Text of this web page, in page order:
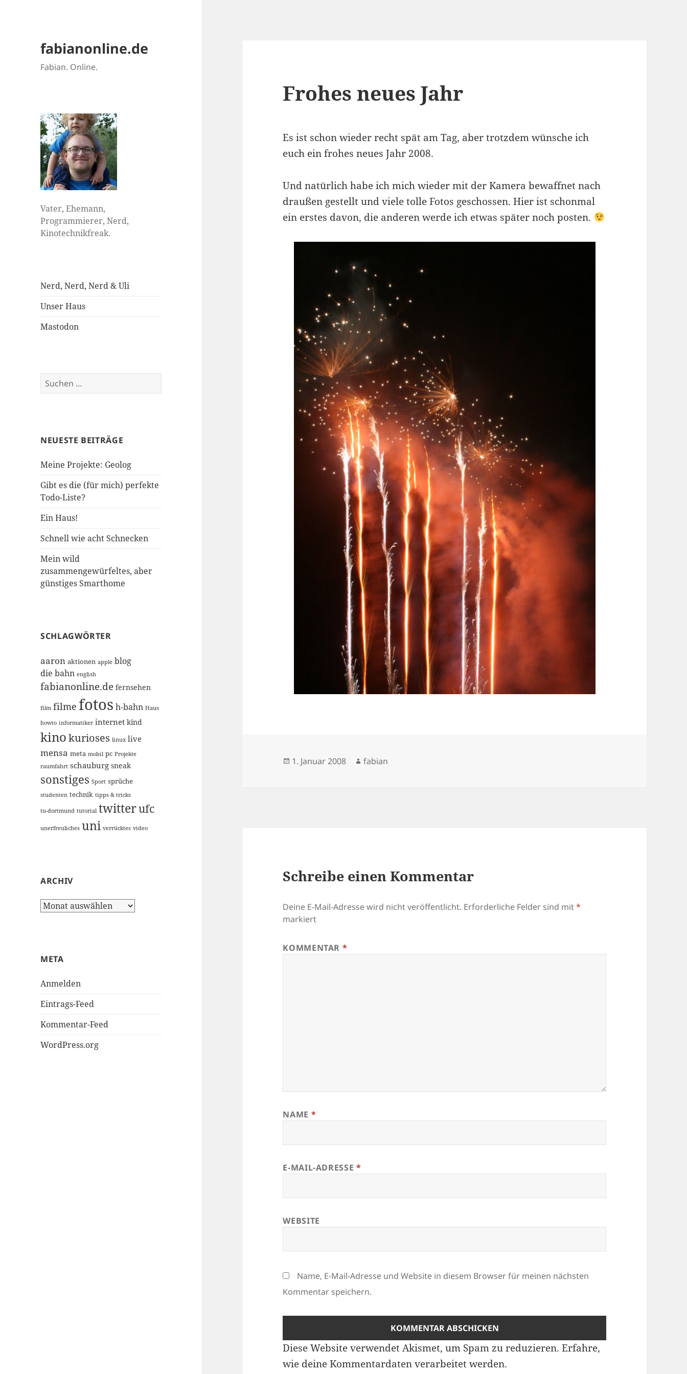
fabianonline.de
Fabian. Online.
Vater, Ehemann,
Programmierer, Nerd,
Kinotechnikfreak.
Nerd, Nerd, Nerd & Uli
Unser Haus
Mastodon
Suchen
nach:
NEUESTE BEITRÄGE
Meine Projekte: Geolog
Gibt es die (für mich) perfekte
Todo-Liste?
Ein Haus!
Schnell wie acht Schnecken
Mein wild
zusammengewürfeltes, aber
günstiges Smarthome
SCHLAGWÖRTER
aaron aktionen apple blog
die bahn english
fabianonline.de fernsehen
film filme fotos h-bahn Haus
howto informatiker internet kind
kinokurioses linux live
mensa meta mobil pc Projekte
raumfahrt schauburg sneak
sonstiges Sport sprüche
studenten technik tipps & tricks
tu-dortmund tutorial twitterufc
unerfreuliches uni verrücktes video
ARCHIV
Archiv
META
Anmelden
Eintrags-Feed
Kommentar-Feed
WordPress.org
Frohes neues Jahr
Es ist schon wieder recht spät am Tag, aber trotzdem wünsche ich
euch ein frohes neues Jahr 2008.
Und natürlich habe ich mich wieder mit der Kamera bewaffnet nach
draußen gestellt und viele tolle Fotos geschossen. Hier ist schonmal
ein erstes davon, die anderen werde ich etwas später noch posten.
Veröffentlicht
1. Januar 2008 Autor
fabian
Schreibe einen Kommentar
Deine E-Mail-Adresse wird nicht veröffentlicht. Erforderliche Felder sind mit*
markiert
KOMMENTAR *
NAME *
E-MAIL-ADRESSE *
WEBSITE
Name, E-Mail-Adresse und Website in diesem Browser für meinen nächsten
Kommentar speichern.
Diese Website verwendet Akismet, um Spam zu reduzieren.Erfahre,
wie deine Kommentardaten verarbeitet werden.